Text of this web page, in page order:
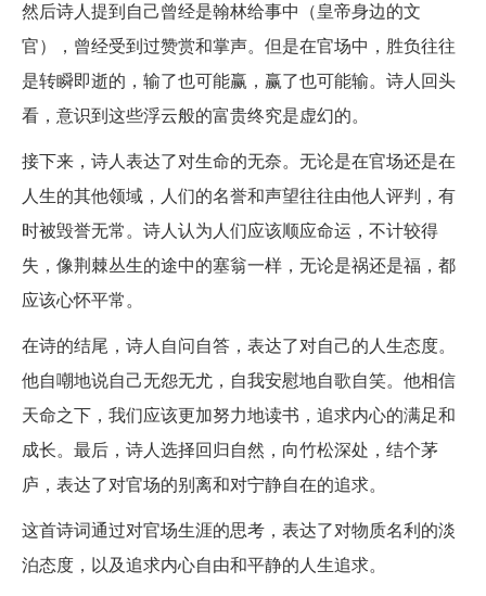
然后诗人提到自己曾经是翰林给事中（皇帝身边的文
官），曾经受到过赞赏和掌声。但是在官场中，胜负往往
是转瞬即逝的，输了也可能赢，赢了也可能输。诗人回头
看，意识到这些浮云般的富贵终究是虚幻的。
接下来，诗人表达了对生命的无奈。无论是在官场还是在
人生的其他领域，人们的名誉和声望往往由他人评判，有
时被毁誉无常。诗人认为人们应该顺应命运，不计较得
失，像荆棘丛生的途中的塞翁一样，无论是祸还是福，都
应该心怀平常。
在诗的结尾，诗人自问自答，表达了对自己的人生态度。
他自嘲地说自己无怨无尤，自我安慰地自歌自笑。他相信
天命之下，我们应该更加努力地读书，追求内心的满足和
成长。最后，诗人选择回归自然，向竹松深处，结个茅
庐，表达了对官场的别离和对宁静自在的追求。
这首诗词通过对官场生涯的思考，表达了对物质名利的淡
泊态度，以及追求内心自由和平静的人生追求。